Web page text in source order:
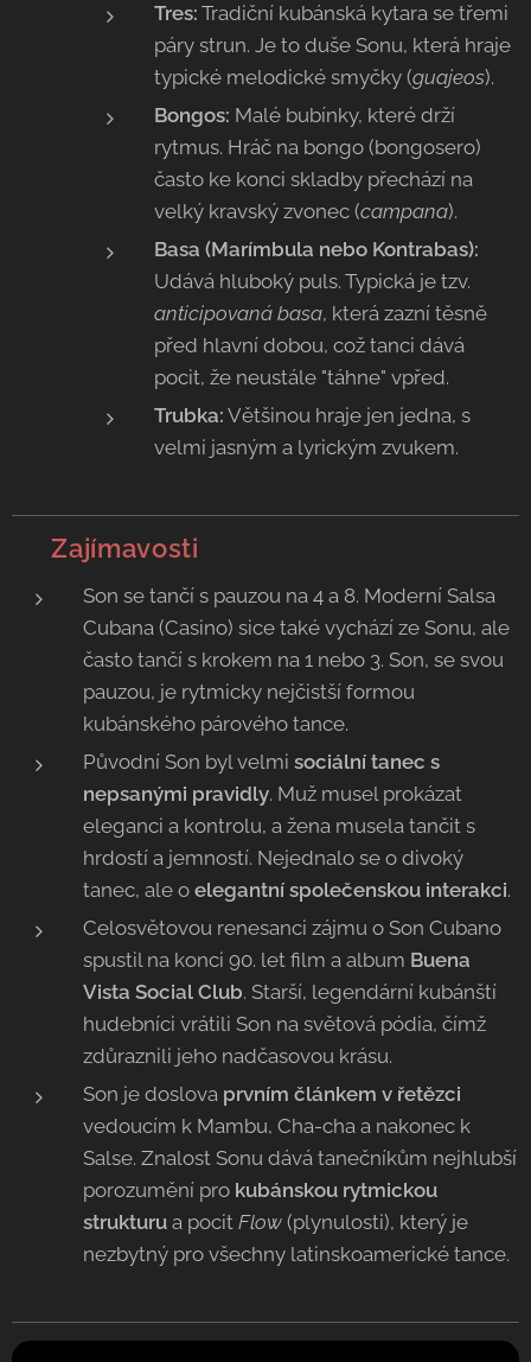
Tres: Tradiční kubánská kytara se třemi
páry strun. Je to duše Sonu, která hraje
typické melodické smyčky (guajeos).
Bongos: Malé bubínky, které drží
rytmus. Hráč na bongo (bongosero)
často ke konci skladby přechází na
velký kravský zvonec (campana).
Basa (Marímbula nebo Kontrabas):
Udává hluboký puls. Typická je tzv.
anticipovaná basa, která zazní těsně
před hlavní dobou, což tanci dává
pocit, že neustále "táhne" vpřed.
Trubka: Většinou hraje jen jedna, s
velmi jasným a lyrickým zvukem.
💡 Zajímavosti
Son se tančí s pauzou na 4 a 8. Moderní Salsa
Cubana (Casino) sice také vychází ze Sonu, ale
často tančí s krokem na 1 nebo 3. Son, se svou
pauzou, je rytmicky nejčistší formou
kubánského párového tance.
Původní Son byl velmi sociální tanec s
nepsanými pravidly. Muž musel prokázat
eleganci a kontrolu, a žena musela tančit s
hrdostí a jemností. Nejednalo se o divoký
tanec, ale o elegantní společenskou interakci.
Celosvětovou renesanci zájmu o Son Cubano
spustil na konci 90. let film a album Buena
Vista Social Club. Starší, legendární kubánští
hudebníci vrátili Son na světová pódia, čímž
zdůraznili jeho nadčasovou krásu.
Son je doslova prvním článkem v řetězci
vedoucím k Mambu, Cha-cha a nakonec k
Salse. Znalost Sonu dává tanečníkům nejhlubší
porozumění pro kubánskou rytmickou
strukturu a pocit Flow (plynulosti), který je
nezbytný pro všechny latinskoamerické tance.